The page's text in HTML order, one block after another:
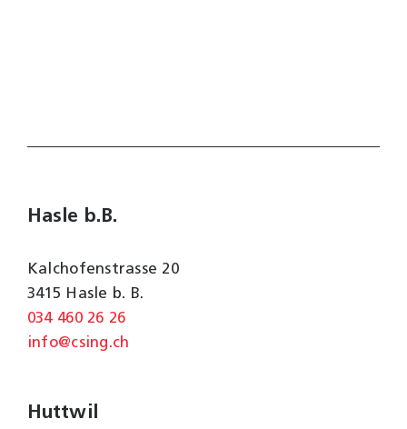
Hasle b.B.
Kalchofenstrasse 20
3415 Hasle b. B.
034 460 26 26
info@csing.ch
Huttwil